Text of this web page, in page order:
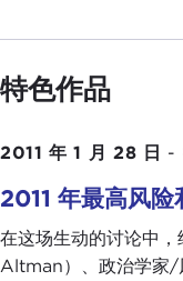
特色作品
2011 年 1 月 28 日 -
2011 年最高风险
在这场生动的讨论中
Altman）、政治学家/